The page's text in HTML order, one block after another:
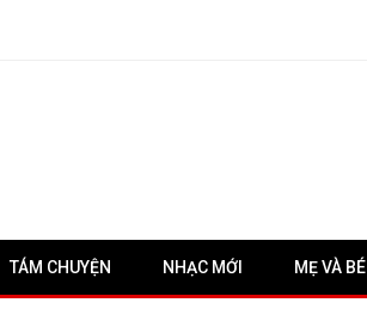
TÁM CHUYỆN NHẠC MỚI MẸ VÀ BÉ